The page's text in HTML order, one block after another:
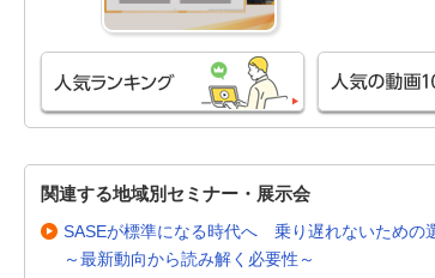
関連する地域別セミナー・展示会
SASEが標準になる時代へ 乗り遅れないための
～最新動向から読み解く必要性～